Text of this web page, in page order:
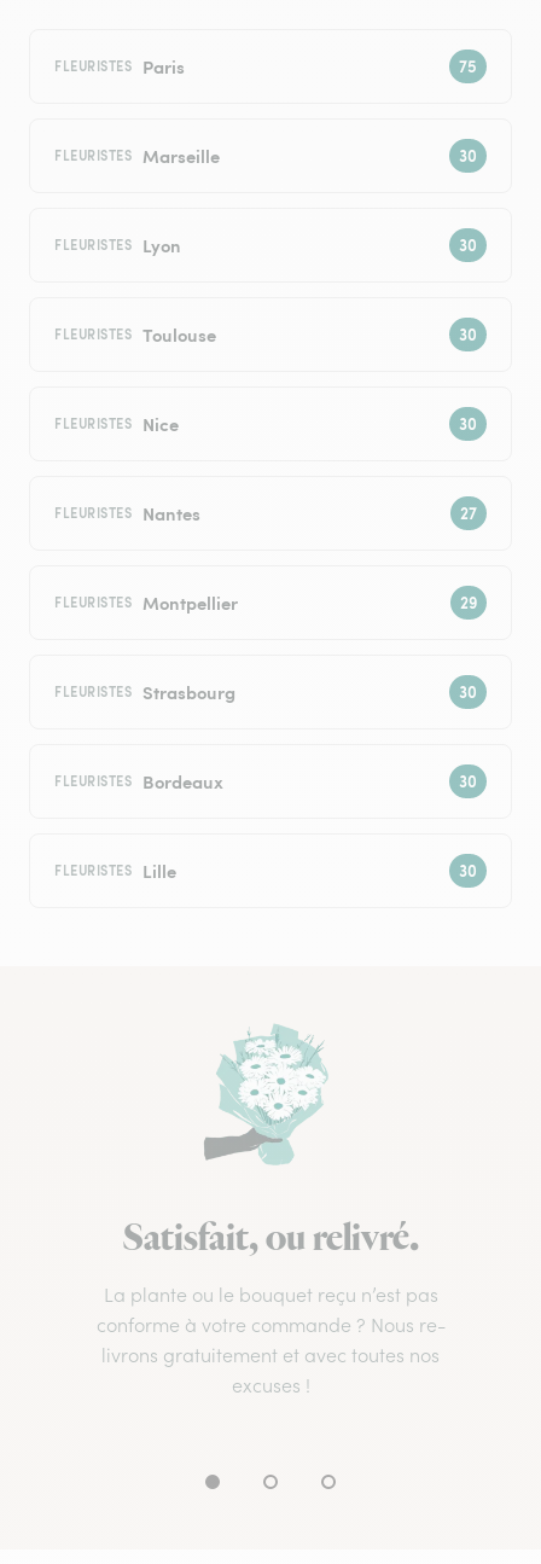
FLEURISTES Paris
FLEURISTES Marseille
FLEURISTES Lyon
FLEURISTES Toulouse
FLEURISTES Nice
FLEURISTES Nantes
FLEURISTES Montpellier
FLEURISTES Strasbourg
FLEURISTES Bordeaux
FLEURISTES Lille
Satisfait, ou relivré.
La plante ou le bouquet reçu n’est pas
conforme à votre commande ? Nous re-
livrons gratuitement et avec toutes nos
excuses !